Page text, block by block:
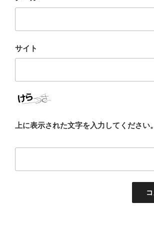
サイト
上に表示された文字を入力してください。